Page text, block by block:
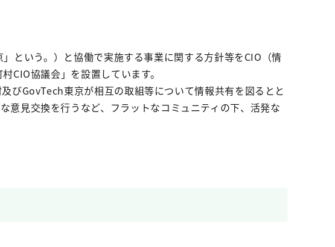
という。）と協働で実施する事業に関する方針等をCIO（情
CIO協議会」を設置しています。
びGovTech東京が相互の取組等について情報共有を図るとと
意見交換を行うなど、フラットなコミュニティの下、活発な